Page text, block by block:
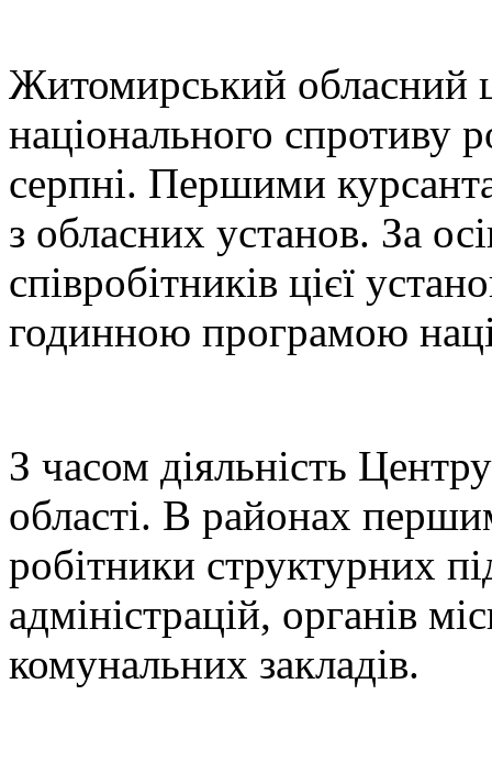
Житомирський обласний
національного спротиву
серпні. Першими
з обласних установ. За
співробітників цієї
годинною програмою
З часом діяльність
області. В районах
робітники структурних
адміністрацій, органів
комунальних закладів.